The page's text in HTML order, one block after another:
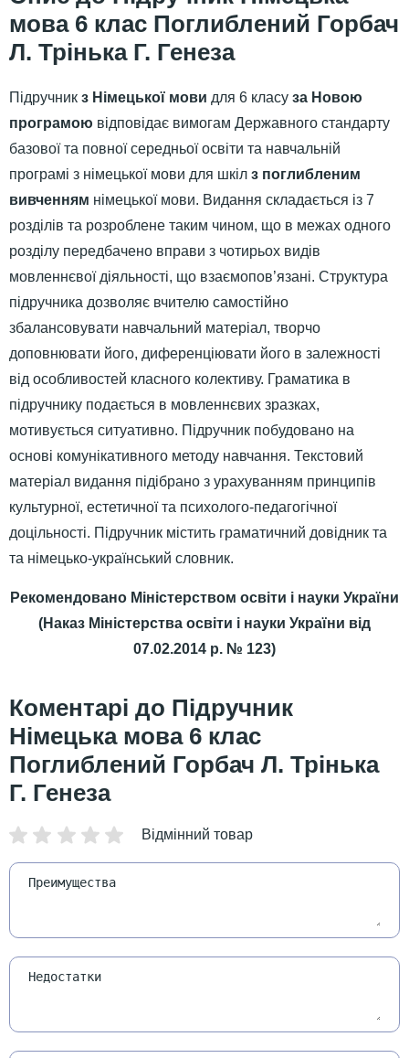
мова 6 клас Поглиблений Горбач
Л. Трінька Г. Генеза
Підручник з Німецької мови для 6 класу за Новою
програмою відповідає вимогам Державного стандарту
базової та повної середньої освіти та навчальній
програмі з німецької мови для шкіл з поглибленим
вивченням німецької мови. Видання складається із 7
розділів та розроблене таким чином, що в межах одного
розділу передбачено вправи з чотирьох видів
мовленнєвої діяльності, що взаємопов’язані. Структура
підручника дозволяє вчителю самостійно
збалансовувати навчальний матеріал, творчо
доповнювати його, диференціювати його в залежності
від особливостей класного колективу. Граматика в
підручнику подається в мовленнєвих зразках,
мотивується ситуативно. Підручник побудовано на
основі комунікативного методу навчання. Текстовий
матеріал видання підібрано з урахуванням принципів
культурної, естетичної та психолого-педагогічної
доцільності. Підручник містить граматичний довідник та
та німецько-український словник.
Рекомендовано Міністерством освіти і науки України
(Наказ Міністерства освіти і науки України від
07.02.2014 р. № 123)
Підручник
Німецька мова 6 клас
Поглиблений Горбач Л. Трінька
Г. Генеза